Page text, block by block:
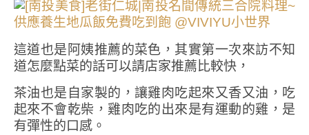
這道也是阿姨推薦的菜色，其實第一次來訪不知
道怎麼點菜的話可以請店家推薦比較快，
茶油也是自家製的，讓雞肉吃起來又香又油，吃
起來不會乾柴，雞肉吃的出來是有運動的雞，是
有彈性的口感。